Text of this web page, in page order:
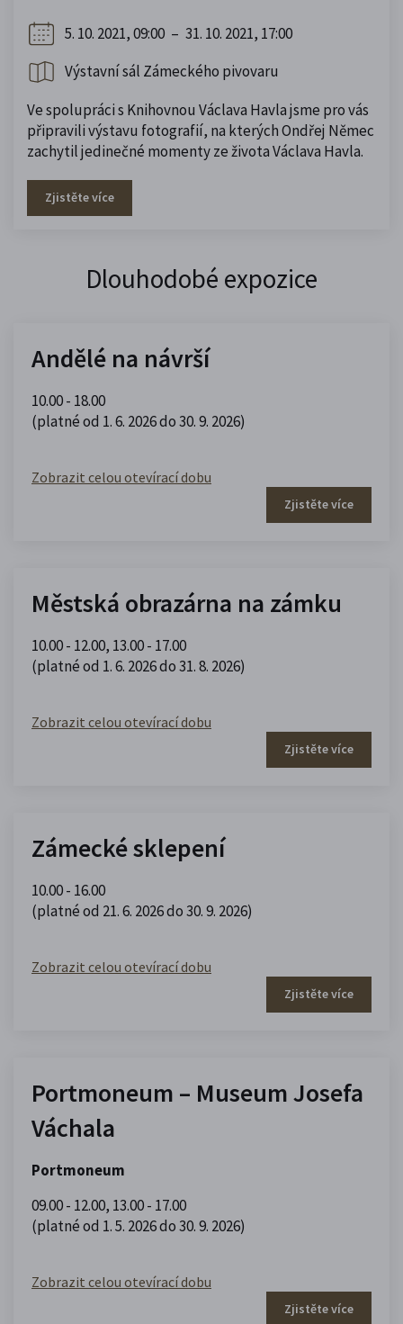
5. 10. 2021, 09:00 – 31. 10. 2021, 17:00
Výstavní sál Zámeckého pivovaru
Ve spolupráci s Knihovnou Václava Havla jsme pro vás
připravili výstavu fotografií, na kterých Ondřej Němec
zachytil jedinečné momenty ze života Václava Havla.
Zjistěte více
Dlouhodobé expozice
Andělé na návrší
10.00 - 18.00
(platné od 1. 6. 2026 do 30. 9. 2026)
Zobrazit celou otevírací dobu
Zjistěte více
Městská obrazárna na zámku
10.00 - 12.00, 13.00 - 17.00
(platné od 1. 6. 2026 do 31. 8. 2026)
Zobrazit celou otevírací dobu
Zjistěte více
Zámecké sklepení
10.00 - 16.00
(platné od 21. 6. 2026 do 30. 9. 2026)
Zobrazit celou otevírací dobu
Zjistěte více
Portmoneum – Museum Josefa
Váchala
Portmoneum
09.00 - 12.00, 13.00 - 17.00
(platné od 1. 5. 2026 do 30. 9. 2026)
Zobrazit celou otevírací dobu
Zjistěte více